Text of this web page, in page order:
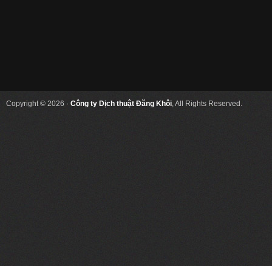
Copyright © 2026 · Công ty Dịch thuật Đăng Khôi, All Rights Reserved.